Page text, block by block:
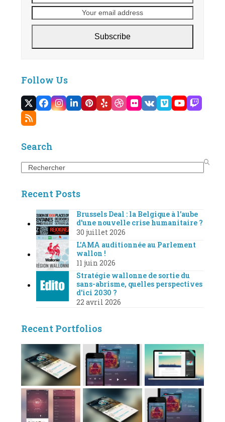
name
email
Subscribe
Follow Us
Twitter
(deprecated)
Facebook
Instagram
LinkedIn
Pinterest
YelpDribbble
Flickr
VKVimeoYouTube
RSS
Search
Search
Recent Posts
Brussels Deal : la Belgique à l’aube
d’une nouvelle crise humanitaire ?
30 juillet 2026
L’AMA auditionnée au Parlement
wallon !
11 juin 2026
Stratégie wallonne de sortie du
sans-abrisme, quelles perspectives
d’ici 2030 ?
22 avril 2026
Recent Portfolios